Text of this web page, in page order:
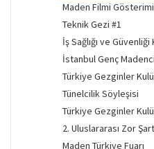
Maden Filmi Gösterimi
Teknik Gezi #1
Tünelcilik Söyleşisi
Maden Türkiye Fuarı